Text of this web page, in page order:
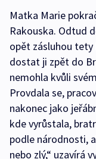
Matka Marie
Rakouska. Odtud
opět zásluhou
dostat ji zpět do
nemohla kvůli
Provdala se,
nakonec jako
kde vyrůstala,
podle národnosti,
nebo zlý,“ uzavírá